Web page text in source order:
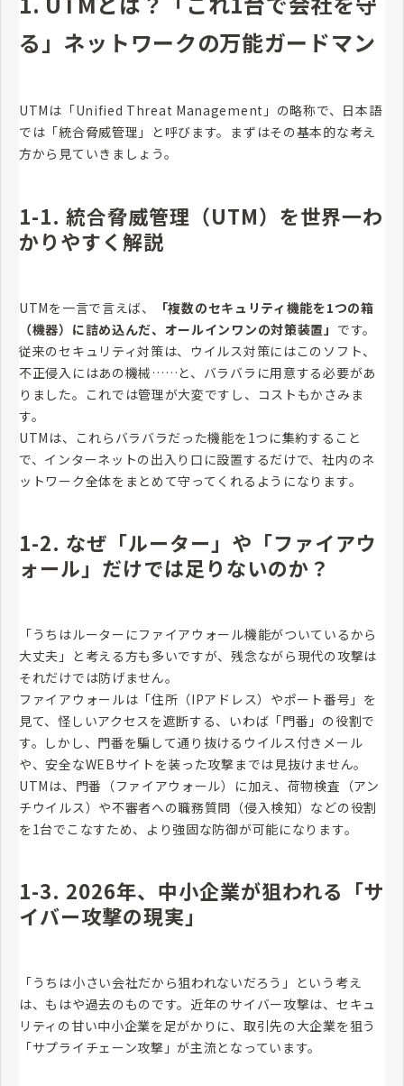
る」ネットワークの万能ガードマン
UTMは「Unified Threat Management」の略称で、日本語
では「統合脅威管理」と呼びます。まずはその基本的な考え
方から見ていきましょう。
1-1. 統合脅威管理（UTM）を世界一わ
かりやすく解説
UTMを一言で言えば、
「複数のセキュリティ機能を1つの箱
（機器）に詰め込んだ、オールインワンの対策装置」 です。
従来のセキュリティ対策は、ウイルス対策にはこのソフト、
不正侵入にはあの機械……と、バラバラに用意する必要があ
りました。これでは管理が大変ですし、コストもかさみま
す。
UTMは、これらバラバラだった機能を1つに集約すること
で、インターネットの出入り口に設置するだけで、社内のネ
ットワーク全体をまとめて守ってくれるようになります。
1-2. なぜ「ルーター」や「ファイアウ
ォール」だけでは足りないのか？
「うちはルーターにファイアウォール機能がついているから
大丈夫」と考える方も多いですが、残念ながら現代の攻撃は
それだけでは防げません。
ファイアウォールは「住所（IPアドレス）やポート番号」を
見て、怪しいアクセスを遮断する、いわば「門番」の役割で
す。しかし、門番を騙して通り抜けるウイルス付きメール
や、安全なWEBサイトを装った攻撃までは見抜けません。
UTMは、門番（ファイアウォール）に加え、荷物検査（アン
チウイルス）や不審者への職務質問（侵入検知）などの役割
を1台でこなすため、より強固な防御が可能になります。
1-3. 2026年、中小企業が狙われる「サ
イバー攻撃の現実」
「うちは小さい会社だから狙われないだろう」という考え
は、もはや過去のものです。近年のサイバー攻撃は、セキュ
リティの甘い中小企業を足がかりに、取引先の大企業を狙う
「サプライチェーン攻撃」が主流となっています。